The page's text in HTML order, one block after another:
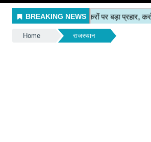
Home राजस्थान